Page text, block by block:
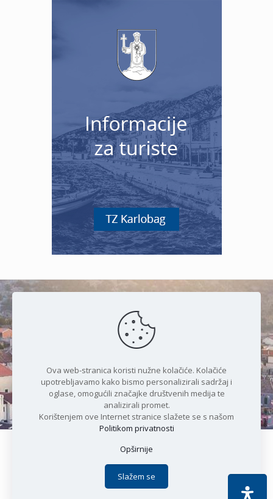
Čudesan spoj kristalnog mora i
prirode
Copyright © 2021 Općina Karlobag | Sva prava pridržana |
Politika privatnosti
Apoc IT
Ova web-stranica koristi nužne kolačiće. Kolačiće
upotrebljavamo kako bismo personalizirali sadržaj i
oglase, omogućili značajke društvenih medija te
analizirali promet.
Korištenjem ove Internet stranice slažete se s našom
Politikom privatnosti
Opširnije
Slažem se